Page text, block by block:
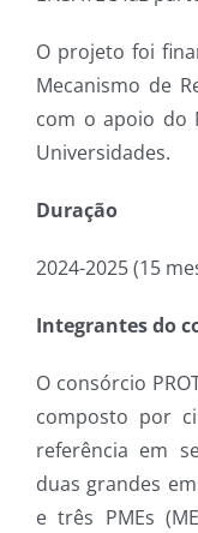
O projeto foi
Mecanismo de
com o apoio do
Universidades.
Duração
2024-2025 (15
Integrantes do
O consórcio
composto por
referência em
duas grandes
e três PMEs